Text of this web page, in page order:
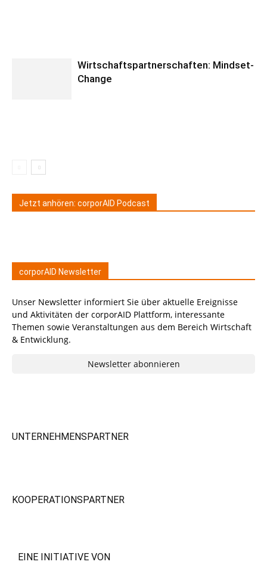
Wirtschaftspartnerschaften: Mindset-
Change
Jetzt anhören: corporAID Podcast
corporAID Newsletter
Unser Newsletter informiert Sie über aktuelle Ereignisse
und Aktivitäten der corporAID Plattform, interessante
Themen sowie Veranstaltungen aus dem Bereich Wirtschaft
& Entwicklung.
Newsletter abonnieren
UNTERNEHMENSPARTNER
KOOPERATIONSPARTNER
EINE INITIATIVE VON